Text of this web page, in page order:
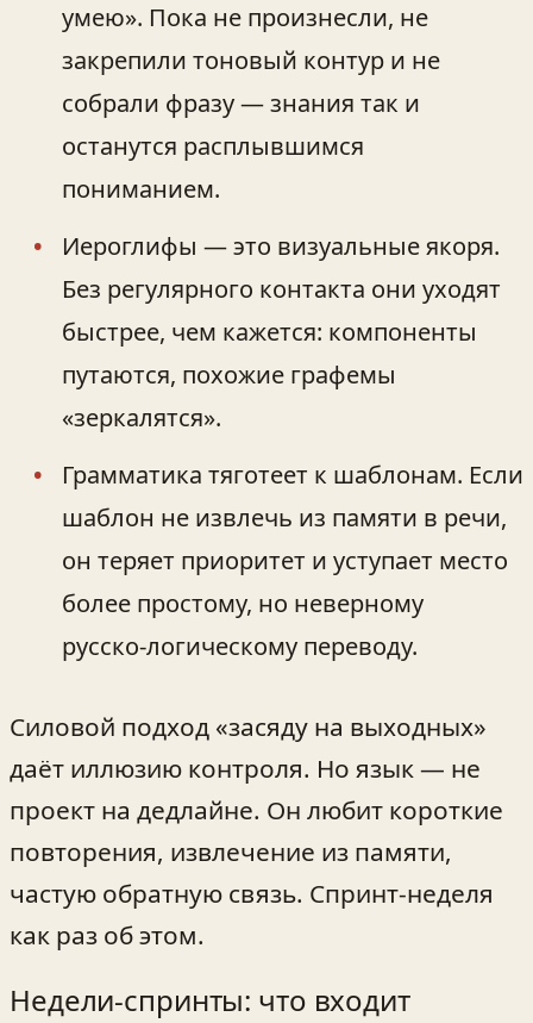
умею». Пока не произнесли, не
закрепили тоновый контур и не
собрали фразу — знания так и
останутся расплывшимся
пониманием.
Иероглифы — это визуальные якоря.
Без регулярного контакта они уходят
быстрее, чем кажется: компоненты
путаются, похожие графемы
«зеркалятся».
Грамматика тяготеет к шаблонам. Если
шаблон не извлечь из памяти в речи,
он теряет приоритет и уступает место
более простому, но неверному
русско‑логическому переводу.
Силовой подход «засяду на выходных»
даёт иллюзию контроля. Но язык — не
проект на дедлайне. Он любит короткие
повторения, извлечение из памяти,
частую обратную связь. Спринт‑неделя
как раз об этом.
Недели‑спринты: что входит